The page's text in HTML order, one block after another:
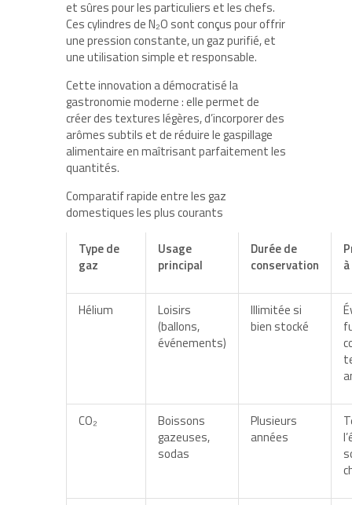
et sûres pour les particuliers et les chefs.
Ces cylindres de N₂O sont conçus pour offrir
une pression constante, un gaz purifié, et
une utilisation simple et responsable.
Cette innovation a démocratisé la
gastronomie moderne : elle permet de
créer des textures légères, d’incorporer des
arômes subtils et de réduire le gaspillage
alimentaire en maîtrisant parfaitement les
quantités.
Comparatif rapide entre les gaz
domestiques les plus courants
Type de
gaz
Usage
principal
Durée de
conservation
Hélium
Loisirs
(ballons,
événements)
Illimitée si
bien stocké
CO₂
Boissons
gazeuses,
sodas
Plusieurs
années